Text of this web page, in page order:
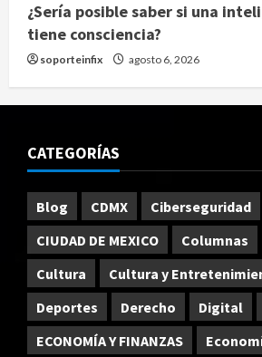
¿Sería posible saber si una
tiene consciencia?
soporteinfix agosto 6, 2026
CATEGORÍAS
Blog CDMX Ciberseguridad
CIUDAD DE MEXICO
Columnas
Cultura
Cultura y
Deportes
Derecho Digital
ECONOMÍA Y FINANZAS